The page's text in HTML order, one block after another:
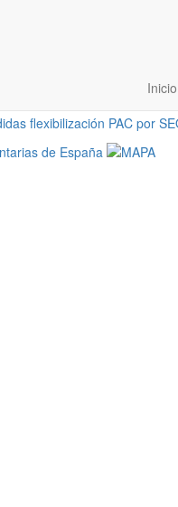
Inicio
(XIV)
flexibilización PAC por